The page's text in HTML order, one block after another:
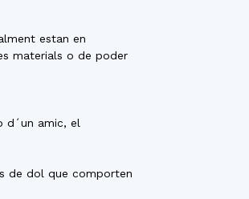
estan en
materials o de poder
d´un amic, el
de dol que comporten